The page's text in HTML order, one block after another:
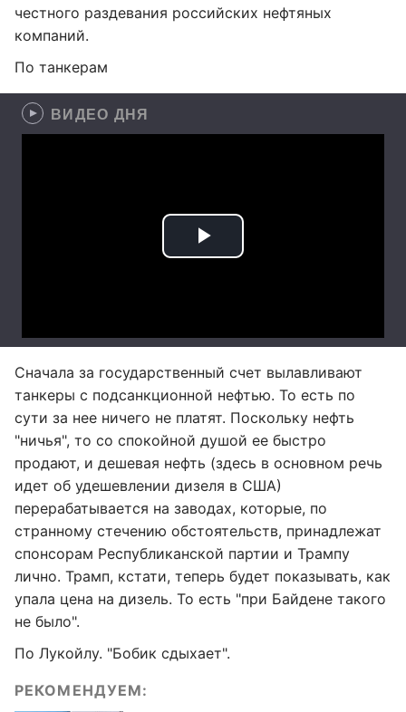
честного раздевания российских нефтяных
компаний.
По танкерам
ВИДЕО ДНЯ
Сначала за государственный счет вылавливают
танкеры с подсанкционной нефтью. То есть по
сути за нее ничего не платят. Поскольку нефть
"ничья", то со спокойной душой ее быстро
продают, и дешевая нефть (здесь в основном речь
идет об удешевлении дизеля в США)
перерабатывается на заводах, которые, по
странному стечению обстоятельств, принадлежат
спонсорам Республиканской партии и Трампу
лично. Трамп, кстати, теперь будет показывать, как
упала цена на дизель. То есть "при Байдене такого
не было".
По Лукойлу. "Бобик сдыхает".
РЕКОМЕНДУЕМ: